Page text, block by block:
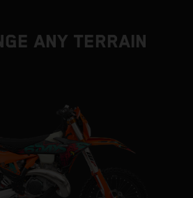
ANY TERRAIN